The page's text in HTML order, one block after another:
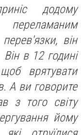
додому
він
Він в 12 годині
врятувати
А ви говорите
з того світу
йому